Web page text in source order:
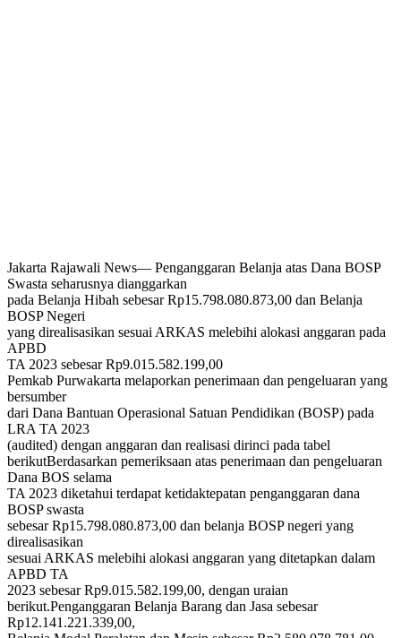
Jakarta Rajawali News— Penganggaran Belanja atas Dana BOSP
Swasta seharusnya dianggarkan
pada Belanja Hibah sebesar Rp15.798.080.873,00 dan Belanja
BOSP Negeri
yang direalisasikan sesuai ARKAS melebihi alokasi anggaran pada
APBD
TA 2023 sebesar Rp9.015.582.199,00
Pemkab Purwakarta melaporkan penerimaan dan pengeluaran yang
bersumber
dari Dana Bantuan Operasional Satuan Pendidikan (BOSP) pada
LRA TA 2023
(audited) dengan anggaran dan realisasi dirinci pada tabel
berikutBerdasarkan pemeriksaan atas penerimaan dan pengeluaran
Dana BOS selama
TA 2023 diketahui terdapat ketidaktepatan penganggaran dana
BOSP swasta
sebesar Rp15.798.080.873,00 dan belanja BOSP negeri yang
direalisasikan
sesuai ARKAS melebihi alokasi anggaran yang ditetapkan dalam
APBD TA
2023 sebesar Rp9.015.582.199,00, dengan uraian
berikut.Penganggaran Belanja Barang dan Jasa sebesar
Rp12.141.221.339,00,